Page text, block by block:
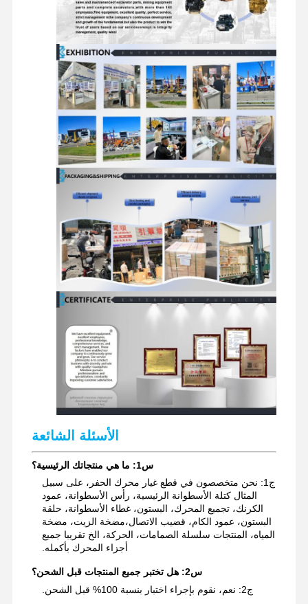
قطع غيار حفارة
الأسئلة الشائعة
س1: ما هي منتجاتك الرئيسية؟
ج1: نحن متخصصون في قطع غيار محرك الحفر، على سبيل
المثال كتلة الأسطوانة الرئيسية، رأس الأسطوانة، عمود
الكرنك، تجميع المحرك، البستون، غطاء الأسطوانة، حلقة
البستون، عمود الكام، قضيب الاتصال،مضخة الزيت، مضخة
المياه، المنتجات سلسلة الصمامات، الحركة، الخ تقريبا جميع
أجزاء المحرك بأكمله.
س2: هل تختبر جميع المنتجات قبل الشحن؟
ج2: نعم، نقوم بإجراء اختبار بنسبة 100% قبل الشحن.